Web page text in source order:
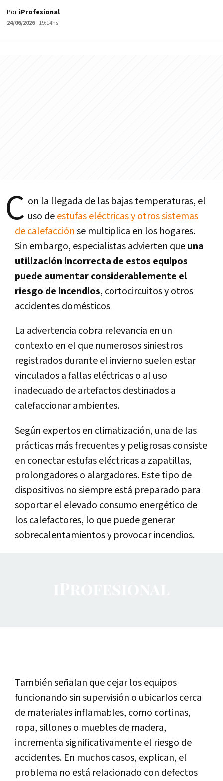
Por iProfesional
24/06/2026- 19:14hs
C on la llegada de las bajas temperaturas, el
uso deestufas eléctricas y otros sistemas
de calefacciónse multiplica en los hogares.
Sin embargo, especialistas advierten queuna
utilización incorrecta de estos equipos
puede aumentar considerablemente el
riesgo de incendios, cortocircuitos y otros
accidentes domésticos.
La advertencia cobra relevancia en un
contexto en el que numerosos siniestros
registrados durante el invierno suelen estar
vinculados a fallas eléctricas o al uso
inadecuado de artefactos destinados a
calefaccionar ambientes.
Según expertos en climatización, una de las
prácticas más frecuentes y peligrosas consiste
en conectar estufas eléctricas a zapatillas,
prolongadores o alargadores. Este tipo de
dispositivos no siempre está preparado para
soportar el elevado consumo energético de
los calefactores, lo que puede generar
sobrecalentamientos y provocar incendios.
También señalan que dejar los equipos
funcionando sin supervisión o ubicarlos cerca
de materiales inflamables, como cortinas,
ropa, sillones o muebles de madera,
incrementa significativamente el riesgo de
accidentes. En muchos casos, explican, el
problema no está relacionado con defectos